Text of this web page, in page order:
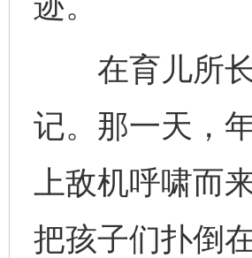
在育儿所长
记。那一天，
上敌机呼啸而
把孩子们扑倒